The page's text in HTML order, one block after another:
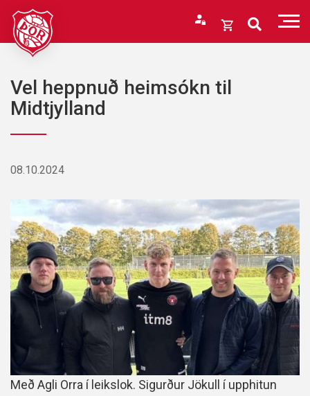
Fara
efni
Opna
Karfan þín
Karfan er tóm.
Vel heppnuð heimsókn til
Midtjylland
08.10.2024
Með Agli Orra í leikslok. Sigurður Jökull í upphitun